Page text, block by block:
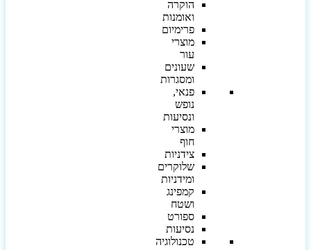
הוקרה
ואומנות
פרימיום
מוצרי
עור
שעונים
ומסגרות
פנאי,
נופש
ונסיעות
מוצרי
חוף
צידניות
שלוקרים
ומידניות
קמפינג
ושטח
ספורט
נסיעות
טכנולוגיה